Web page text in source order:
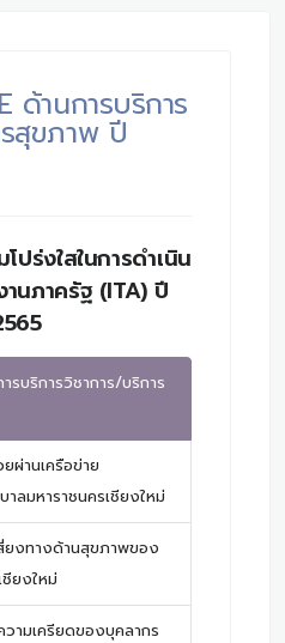
ด้านการบริการ
สุขภาพ ปี
ปร่งใสในการดำเนิน
นภาครัฐ (ITA) ปี
รบริการวิชาการ/บริการ
ผ่านเครือข่าย
ลมหาราชนครเชียงใหม่
ยงทางด้านสุขภาพของ
ยงใหม่
ามเครียดของบุคลากร